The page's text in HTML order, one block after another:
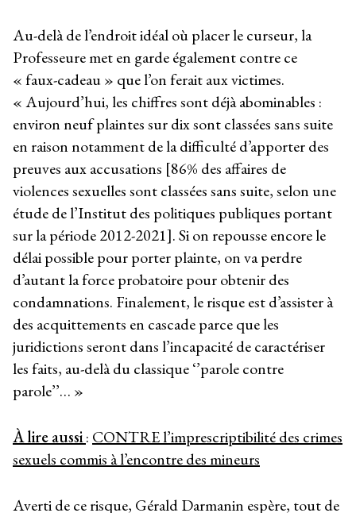
Au-delà de l’endroit idéal où placer le curseur, la
Professeure met en garde également contre ce
« faux-cadeau » que l’on ferait aux victimes.
« Aujourd’hui, les chiffres sont déjà abominables :
environ neuf plaintes sur dix sont classées sans suite
en raison notamment de la difficulté d’apporter des
preuves aux accusations [86% des affaires de
violences sexuelles sont classées sans suite, selon une
étude de l’Institut des politiques publiques portant
sur la période 2012-2021]. Si on repousse encore le
délai possible pour porter plainte, on va perdre
d’autant la force probatoire pour obtenir des
condamnations. Finalement, le risque est d’assister à
des acquittements en cascade parce que les
juridictions seront dans l’incapacité de caractériser
les faits, au-delà du classique ‘’parole contre
parole’’… »
À lire aussi: CONTRE l’imprescriptibilité des crimes
sexuels commis à l’encontre des mineurs
Averti de ce risque, Gérald Darmanin espère, tout de